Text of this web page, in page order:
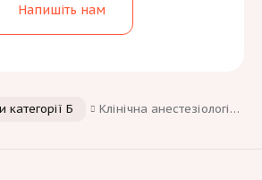
Напишіть нам
категорії Б Клінічна анестезіологія, інтенсивна терапія та медицина невідкладних станів